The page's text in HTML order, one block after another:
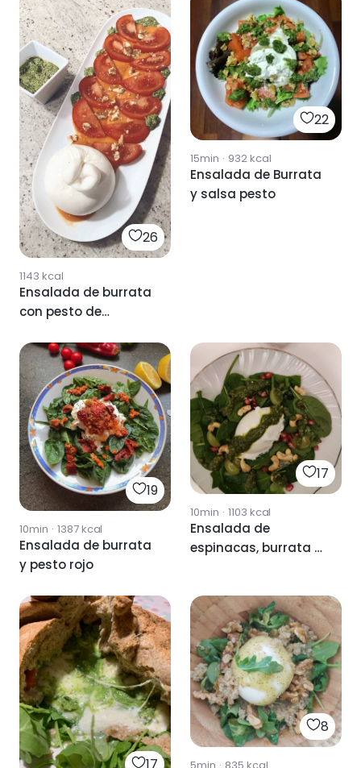
26
1143 kcal
Ensalada de burrata
con pesto de
22
15min · 932kcal
Ensalada de Burrata
y salsa pesto
19
10min · 1387kcal
Ensalada de burrata
y pesto rojo
17
10min · 1103 kcal
Ensalada de
espinacas, burrata y
8